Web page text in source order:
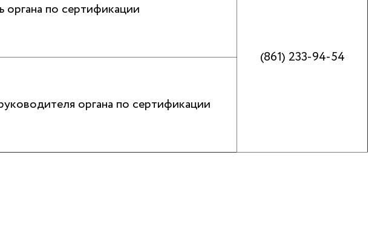
органа по сертификации
(861) 233-94-54
органа по сертификации